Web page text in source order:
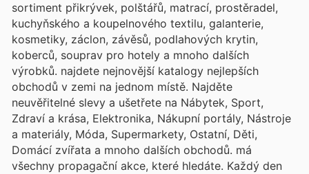
sortiment přikrývek, polštářů, matrací, prostěradel,
kuchyňského a koupelnového textilu, galanterie,
kosmetiky, záclon, závěsů, podlahových krytin,
koberců, souprav pro hotely a mnoho dalších
výrobků. najdete nejnovější katalogy nejlepších
obchodů v zemi na jednom místě. Najděte
neuvěřitelné slevy a ušetřete na Nábytek, Sport,
Zdraví a krása, Elektronika, Nákupní portály, Nástroje
a materiály, Móda, Supermarkety, Ostatní, Děti,
Domácí zvířata a mnoho dalších obchodů. má
všechny propagační akce, které hledáte. Každý den